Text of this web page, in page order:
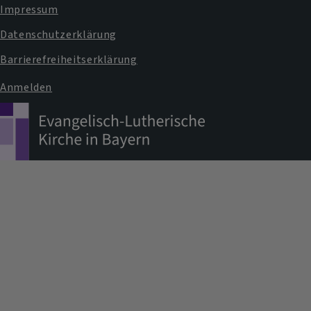
Impressum
Datenschutzerklärung
Barrierefreiheitserklärung
Benutzermenü
Anmelden